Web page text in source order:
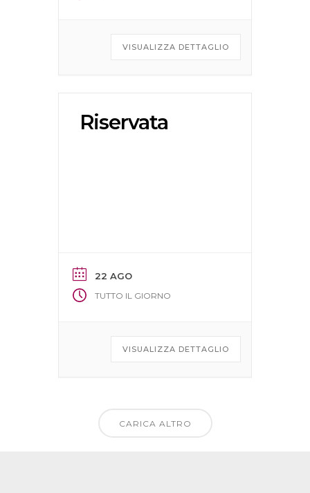
VISUALIZZA DETTAGLIO
Riservata
22 AGO
TUTTO IL GIORNO
VISUALIZZA DETTAGLIO
CARICA ALTRO